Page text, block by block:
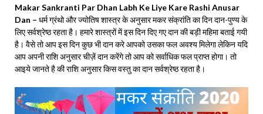
Makar Sankranti Par Dhan Labh Ke Liye Kare Rashi Anusar
Dan – धर्म ग्रंथो और ज्योतिष शास्त्र के अनुसार मकर संक्रांति का दिन दान-पुण्य के
लिए सर्वश्रेष्ठ रहता है। हमारे शास्त्रों में इस दिन दिए गए दान की बड़ी महिमा बताई गयी
है। वैसे तो आप इस दिन कुछ भी दान करे आपको उसका फल अवश्य मिलेगा लेकिन यदि
आप अपनी राशि अनुसार चीज़ें दान करेंगे तो आप को सर्वाधिक फल प्राप्त होगा। तो
आइये जानते है की राशि अनुसार किस वस्तु का दान सर्वश्रेष्ठ रहता है।